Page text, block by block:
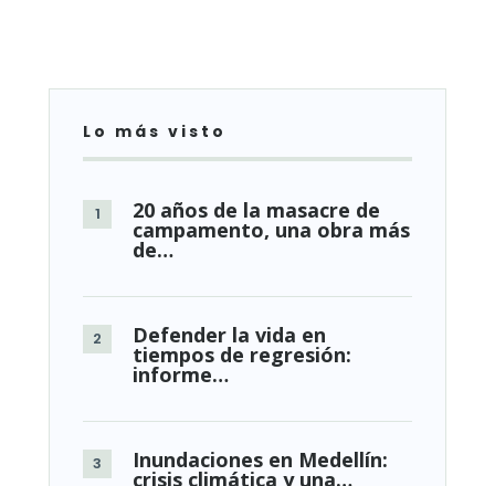
Lo más visto
20 años de la masacre de
campamento, una obra más
de…
Defender la vida en
tiempos de regresión:
informe…
Inundaciones en Medellín:
crisis climática y una…